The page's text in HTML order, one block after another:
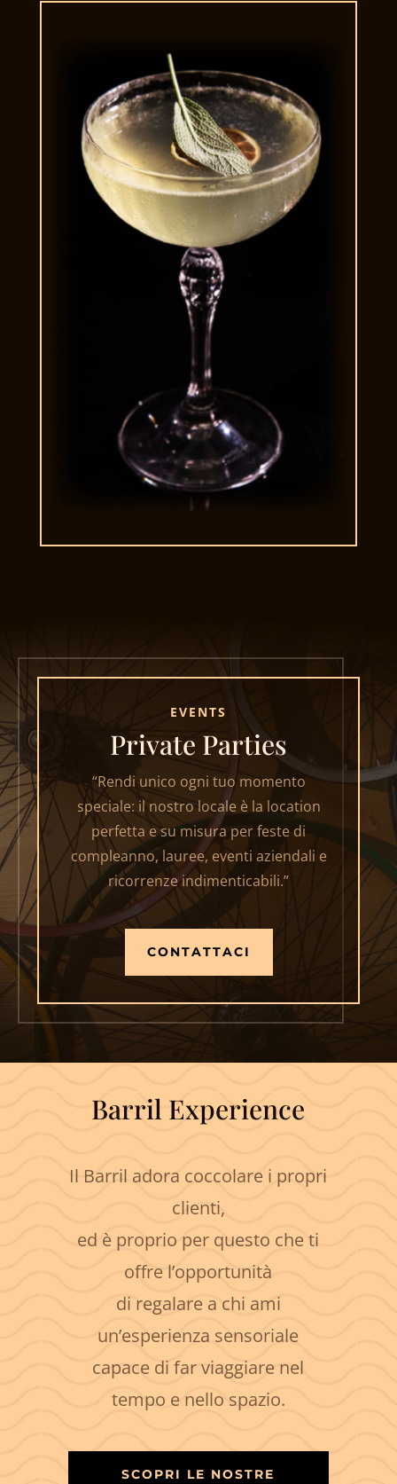
EVENTS
Private Parties
“Rendi unico ogni tuo momento
speciale: il nostro locale è la location
perfetta e su misura per feste di
compleanno, lauree, eventi aziendali e
ricorrenze indimenticabili.”
CONTATTACI
Barril Experience
Il Barril adora coccolare i propri
clienti,
ed è proprio per questo che ti
offre l’opportunità
di regalare a chi ami
un’esperienza sensoriale
capace di far viaggiare nel
tempo e nello spazio.
SCOPRI LE NOSTRE